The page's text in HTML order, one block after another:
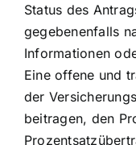
Status des
gegebenenfalls
Informationen
Eine offene und
der
beitragen, den